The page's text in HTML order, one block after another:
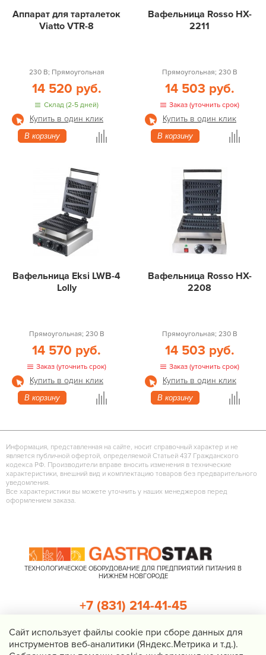
Аппарат для тарталеток
Viatto VTR-8
230 В; Прямоугольная
14 520 руб.
Склад (2-5 дней)
Купить в один клик
В корзину
Вафельница Rosso HX-
2211
Прямоугольная; 230 В
14 503 руб.
Заказ (уточнить срок)
Купить в один клик
В корзину
Вафельница Eksi LWB-4
Lolly
Прямоугольная; 230 В
14 570 руб.
Заказ (уточнить срок)
Купить в один клик
В корзину
Вафельница Rosso HX-
2208
Прямоугольная; 230 В
14 503 руб.
Заказ (уточнить срок)
Купить в один клик
В корзину
Информация, представленная на сайте, носит справочный характер и не
является публичной офертой, определяемой Статьей 437 Гражданского
кодекса РФ. Производители вправе вносить изменения в технические
характеристики, внешний вид и комплектацию товаров без предварительного
уведомления.
Все характеристики вы можете уточнить у наших менеджеров перед
оформлением заказа.
ТЕХНОЛОГИЧЕСКОЕ ОБОРУДОВАНИЕ ДЛЯ ПРЕДПРИЯТИЙ ПИТАНИЯ В
НИЖНЕМ НОВГОРОДЕ
+7 (831) 214-41-45
Перезвоните мне
Cайт использует файлы cookie при сборе данных для
инструментов веб-аналитики (Яндекс.Метрика и т.д.).